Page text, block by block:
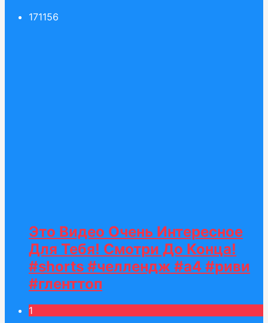
171156
Это Видео Очень Интересное
Для Тебя! Смотри До Конца!
#shorts #челлендж #а4 #риви
#гленттоп
1